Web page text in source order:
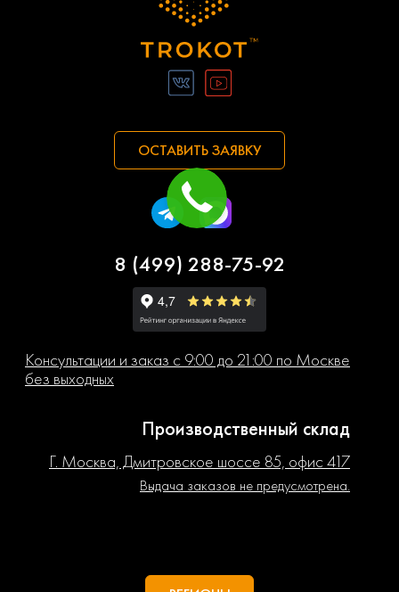
ОСТАВИТЬ ЗАЯВКУ
8 (499) 288-75-92
Консультации и заказ с 9:00 до 21:00 по Москве
без выходных
Производственный склад
Г. Москва, Дмитровское шоссе 85, офис 417
Выдача заказов не предусмотрена.